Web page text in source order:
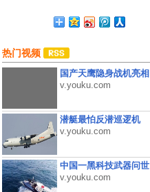
热门视频
国产天鹰隐身战机亮相
v.youku.com
潜艇最怕反潜巡逻机
v.youku.com
中国一黑科技武器问世
v.youku.com